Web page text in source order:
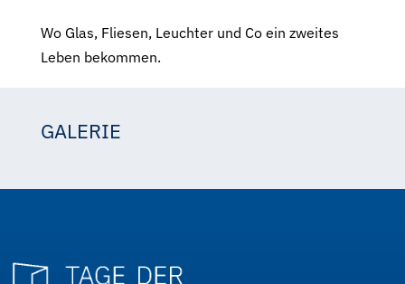
Wo Glas, Fliesen, Leuchter und Co ein zweites
Leben bekommen.
GALERIE